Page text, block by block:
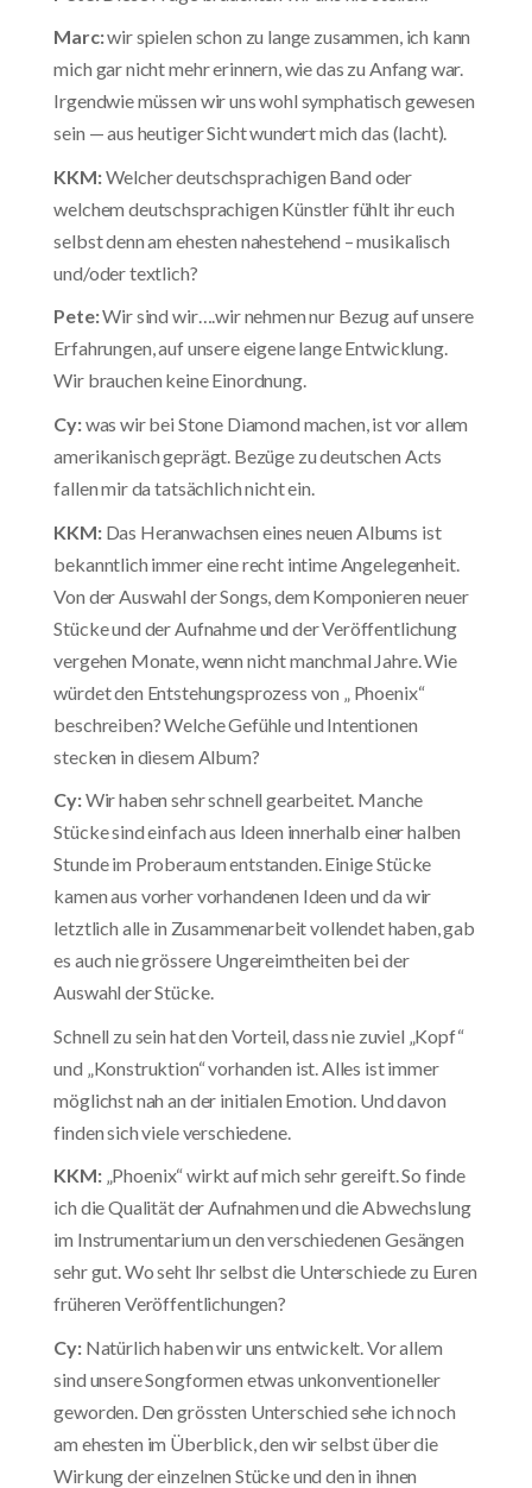
Marc:wir spielen schon zu lange zusammen, ich kann
mich gar nicht mehr erinnern, wie das zu Anfang war.
Irgendwie müssen wir uns wohl symphatisch gewesen
sein — aus heutiger Sicht wundert mich das (lacht).
KKM:Welcher deutschsprachigen Band oder
welchem deutschsprachigen Künstler fühlt ihr euch
selbst denn am ehesten nahestehend – musikalisch
und/oder textlich?
Pete:Wir sind wir….wir nehmen nur Bezug auf unsere
Erfahrungen, auf unsere eigene lange Entwicklung.
Wir brauchen keine Einordnung.
Cy:was wir bei Stone Diamond machen, ist vor allem
amerikanisch geprägt. Bezüge zu deutschen Acts
fallen mir da tatsächlich nicht ein.
KKM:Das Heranwachsen eines neuen Albums ist
bekanntlich immer eine recht intime Angelegenheit.
Von der Auswahl der Songs, dem Komponieren neuer
Stücke und der Aufnahme und der Veröffentlichung
vergehen Monate, wenn nicht manchmal Jahre. Wie
würdet den Entstehungsprozess von „ Phoenix“
beschreiben? Welche Gefühle und Intentionen
stecken in diesem Album?
Cy:Wir haben sehr schnell gearbeitet. Manche
Stücke sind einfach aus Ideen innerhalb einer halben
Stunde im Proberaum entstanden. Einige Stücke
kamen aus vorher vorhandenen Ideen und da wir
letztlich alle in Zusammenarbeit vollendet haben, gab
es auch nie grössere Ungereimtheiten bei der
Auswahl der Stücke.
Schnell zu sein hat den Vorteil, dass nie zuviel „Kopf“
und „Konstruktion“ vorhanden ist. Alles ist immer
möglichst nah an der initialen Emotion. Und davon
finden sich viele verschiedene.
KKM:„Phoenix“ wirkt auf mich sehr gereift. So finde
ich die Qualität der Aufnahmen und die Abwechslung
im Instrumentarium un den verschiedenen Gesängen
sehr gut. Wo seht Ihr selbst die Unterschiede zu Euren
früheren Veröffentlichungen?
Cy:Natürlich haben wir uns entwickelt. Vor allem
sind unsere Songformen etwas unkonventioneller
geworden. Den grössten Unterschied sehe ich noch
am ehesten im Überblick, den wir selbst über die
Wirkung der einzelnen Stücke und den in ihnen